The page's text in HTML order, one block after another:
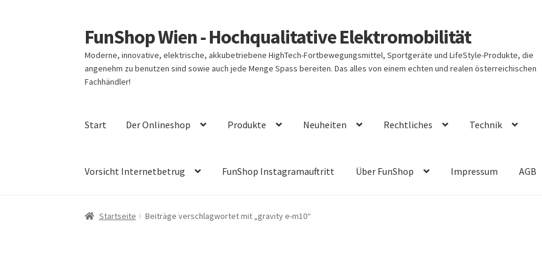
Zur
Navigation
springen
Zum
Inhalt
springen
FunShop Wien - Hochqualitative Elektromobilität
Moderne, innovative, elektrische, akkubetriebene HighTech-Fortbewegungsmittel, Sportgeräte und LifeStyle-Produkte, die
angenehm zu benutzen sind sowie auch jede Menge Spass bereiten. Das alles von einem echten und realen österreichischen
Fachhändler!
Start Der Onlineshop Produkte Neuheiten Rechtliches Technik
Vorsicht Internetbetrug FunShop Instagramauftritt Über FunShop Impressum AGB
Startseite Beiträge verschlagwortet mit „gravity e-m10“